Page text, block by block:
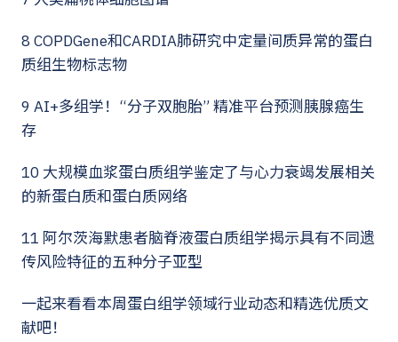
8 COPDGene和CARDIA肺研究中定量间质异常的蛋白
质组生物标志物
9 AI+多组学！“分子双胞胎” 精准平台预测胰腺癌生
存
10 大规模血浆蛋白质组学鉴定了与心力衰竭发展相关
的新蛋白质和蛋白质网络
11 阿尔茨海默患者脑脊液蛋白质组学揭示具有不同遗
传风险特征的五种分子亚型
一起来看看本周蛋白组学领域行业动态和精选优质文
献吧！